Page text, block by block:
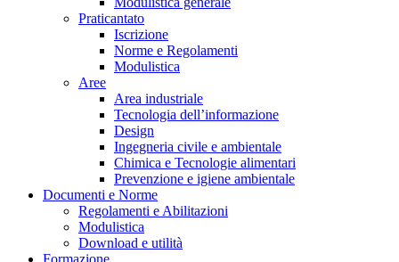
Praticantato
Iscrizione
Norme e Regolamenti
Modulistica
Aree
Area industriale
Tecnologia dell’informazione
Design
Ingegneria civile e ambientale
Chimica e Tecnologie alimentari
Prevenzione e igiene ambientale
Documenti e Norme
Regolamenti e Abilitazioni
Modulistica
Download e utilità